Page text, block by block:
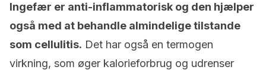
Ingefær er anti-inflammatorisk og den hjælper
også med at behandle almindelige tilstande
som cellulitis. Det har også en termogen
virkning, som øger kalorieforbrug og udrenser